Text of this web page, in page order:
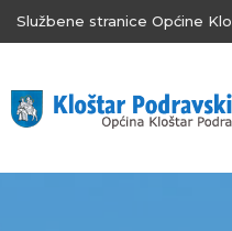
Službene stranice Općine